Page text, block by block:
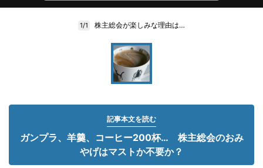
1/1 株主総会が楽しみな理由は…
記事本文を読む
ガンプラ、羊羹、コーヒー200杯… 株主総会のおみ
やげはマストか不要か？